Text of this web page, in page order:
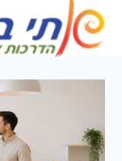
Skip
content